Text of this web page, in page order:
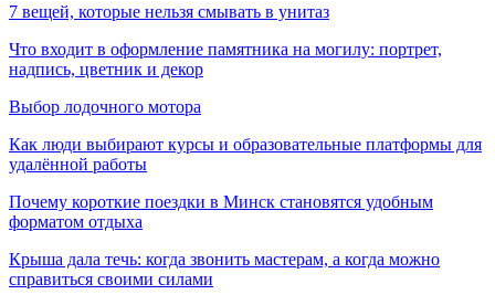
7 вещей, которые нельзя смывать в унитаз
Что входит в оформление памятника на могилу: портрет,
надпись, цветник и декор
Выбор лодочного мотора
Как люди выбирают курсы и образовательные платформы для
удалённой работы
Почему короткие поездки в Минск становятся удобным
форматом отдыха
Крыша дала течь: когда звонить мастерам, а когда можно
справиться своими силами